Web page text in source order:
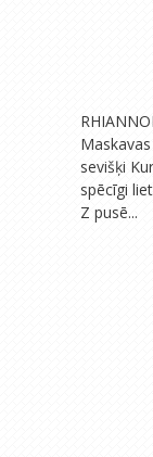
sevišķi
spēcīgi
Z pusē...